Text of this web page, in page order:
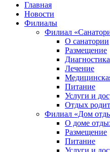
Главная
Новости
Филиалы
Филиал
О санатории
Размещение
Диагностика
Лечение
Питание
Услуги и
Отдых
Филиал «Дом
О доме
Размещение
Питание